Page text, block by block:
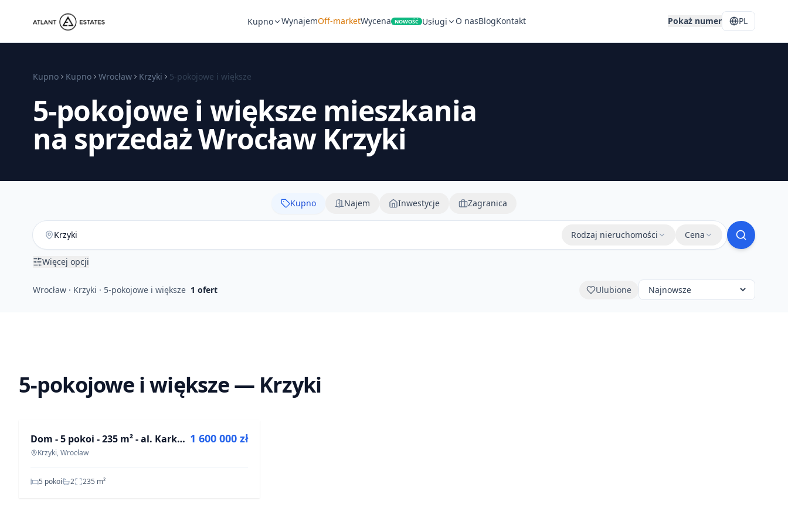
Kupno WynajemOff-marketWycena NOWOŚĆ Usługi O nasBlogKontakt Pokaż numer PL
Kupno Kupno Wrocław Krzyki 5-pokojowe i większe
5-pokojowe i większe mieszkania
na sprzedaż Wrocław Krzyki
Kupno Najem Inwestycje Zagranica
Rodzaj nieruchomości Cena
Więcej opcji
Wrocław · Krzyki · 5-pokojowe i większe 1 ofert Ulubione
5-pokojowe i większe — Krzyki
Dom - 5 pokoi - 235 m² - al. Karkonoska Wrocław Krzyki
Krzyki, Wrocław
1 600 000 zł
5 pokoi 2 235 m²